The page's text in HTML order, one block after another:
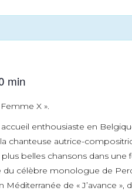
min
X ».
enthousiaste en
chanteuse autrice-
belles chansons dans
du célèbre monologue de
Méditerranée de « J’avance